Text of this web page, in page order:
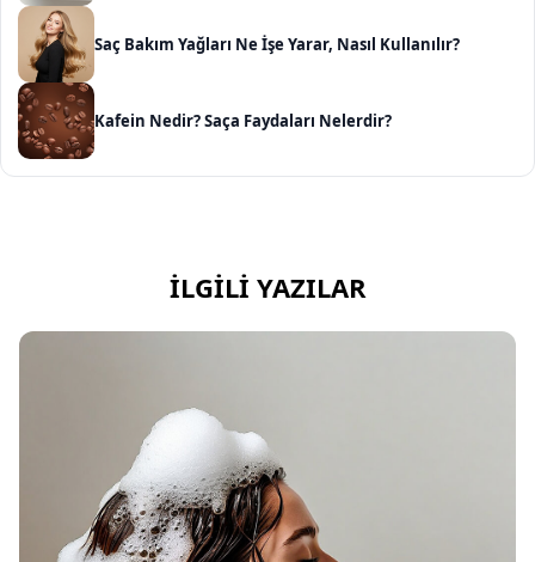
Saç Bakım Yağları Ne İşe Yarar, Nasıl Kullanılır?
Kafein Nedir? Saça Faydaları Nelerdir?
İLGILI YAZILAR